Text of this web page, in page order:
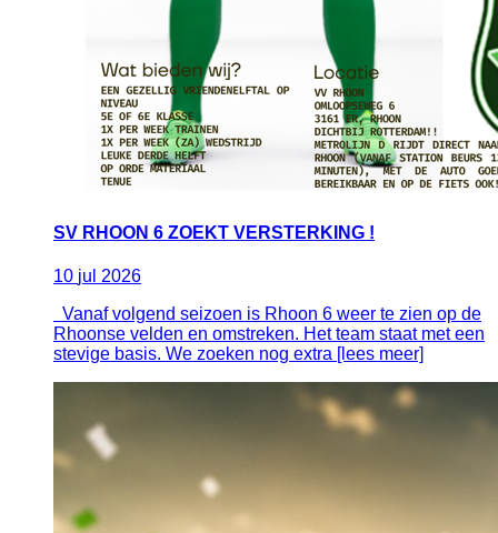
SV RHOON 6 ZOEKT VERSTERKING !
10 jul 2026
Vanaf volgend seizoen is Rhoon 6 weer te zien op de
Rhoonse velden en omstreken. Het team staat met een
stevige basis. We zoeken nog extra [lees meer]